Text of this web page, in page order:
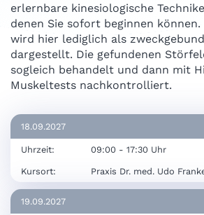
erlernbare kinesiologische
denen Sie sofort beginnen können.
wird hier lediglich als
dargestellt. Die gefundenen
sogleich behandelt und dann mit
Muskeltests nachkontrolliert.
18.09.2027
Uhrzeit: 09:00 - 17:30 Uhr
Kursort: Praxis Dr. med. Udo
19.09.2027